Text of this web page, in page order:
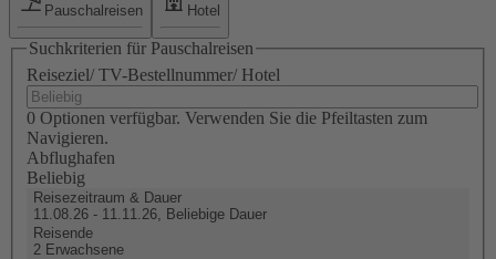
Pauschalreisen Hotel
Suchkriterien für Pauschalreisen
Reiseziel/ TV-Bestellnummer/ Hotel
0 Optionen verfügbar. Verwenden Sie die Pfeiltasten zum
Navigieren.
Abflughafen
Beliebig
Reisezeitraum & Dauer
11.08.26 - 11.11.26, Beliebige Dauer
Reisende
2 Erwachsene